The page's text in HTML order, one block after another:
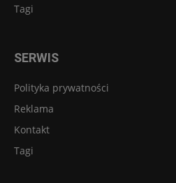
Tagi
SERWIS
Polityka prywatności
Reklama
Kontakt
Tagi